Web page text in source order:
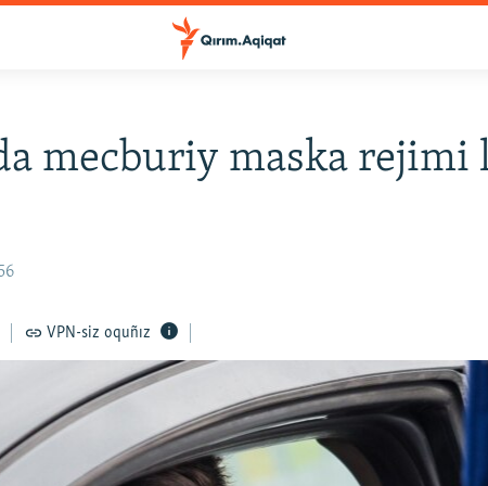
mecburiy maska rejimi
VPN-siz oquñız